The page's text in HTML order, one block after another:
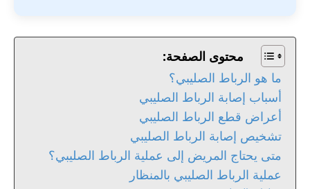
محتوى الصفحة:
ما هو الرباط الصليبي؟
أسباب إصابة الرباط الصليبي
أعراض قطع الرباط الصليبي
تشخيص إصابة الرباط الصليبي
متى يحتاج المريض إلى عملية الرباط الصليبي؟
عملية الرباط الصليبي بالمنظار